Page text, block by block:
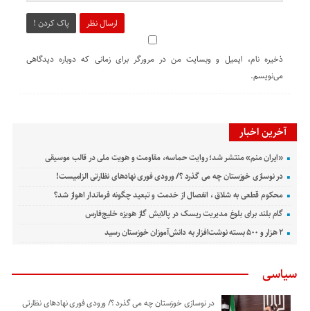
ارسال نظر پاک کردن !
ذخیره نام، ایمیل و وبسایت من در مرورگر برای زمانی که دوباره دیدگاهی
می‌نویسم.
آخرین اخبار
«ایران منم» منتشر شد؛ روایت حماسه، مقاومت و هویت ملی در قالب موسیقی
در نوسازی خوزستان چه می گذرد ؟/ ورودی فوری نهادهای نظارتی الزامیست!
محکوم قطعی به شلاق ، انفصال از خدمت و تبعید چگونه فرماندار اهواز شد؟
گام بلند برای بلوغ مدیریت ریسک در پالایش گاز هویزه خلیج‌فارس
۲ هزار و ۵۰۰ بسته نوشت‌افزار به دانش‌آموزان خوزستان رسید
سیاسی
در نوسازی خوزستان چه می گذرد ؟/ ورودی فوری نهادهای نظارتی